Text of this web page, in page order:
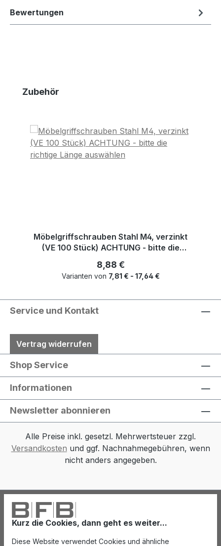
Kurz die Cookies, dann geht es weiter...
Diese Website verwendet Cookies und ähnliche
Bewertungen
Produktgalerie überspringen
Zubehör
Möbelgriffschrauben Stahl M4, verzinkt
(VE 100 Stück) ACHTUNG - bitte die
Regulärer Preis:
8,88 €
Varianten von 7,81 € - 17,64 €
Service und Kontakt
Vertrag widerrufen
Shop Service
Informationen
Newsletter abonnieren
Alle Preise inkl. gesetzl. Mehrwertsteuer zzgl.
Versandkosten und ggf. Nachnahmegebühren, wenn
nicht anders angegeben.